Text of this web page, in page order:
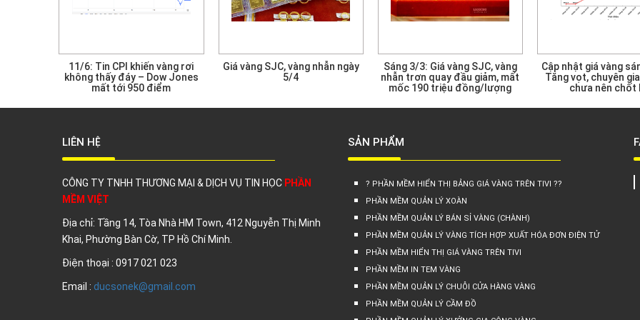
11/6: Tin CPI khiến vàng rơi
không thấy đáy – Dow Jones
mất tới 950 điểm
Giá vàng SJC, vàng nhẫn ngày
5/4
Sáng 3/3: Giá vàng SJC, vàng
nhẫn trơn quay đầu giảm, mất
mốc 190 triệu đồng/lượng
Cập nhật giá vàng
Tăng vọt, chuyên
chưa nên chốt
LIÊN HỆ
CÔNG TY TNHH THƯƠNG MẠI & DỊCH VỤ TIN HỌC PHẦN
MỀM VIỆT
Địa chỉ: Tầng 14, Tòa Nhà HM Town, 412 Nguyễn Thị Minh
Khai, Phường Bàn Cờ, TP Hồ Chí Minh.
Điện thoại : 0917 021 023
Email : ducsonek@gmail.com
SẢN PHẨM
? PHẦN MỀM HIỂN THỊ BẢNG GIÁ VÀNG TRÊN TIVI ??
PHẦN MỀM QUẢN LÝ XOÀN
PHẦN MỀM QUẢN LÝ BÁN SỈ VÀNG (CHÀNH)
PHẦN MỀM QUẢN LÝ VÀNG TÍCH HỢP XUẤT HÓA ĐƠN ĐIỆN TỬ
PHẦN MỀM HIỂN THỊ GIÁ VÀNG TRÊN TIVI
PHẦN MỀM IN TEM VÀNG
PHẦN MỀM QUẢN LÝ CHUỖI CỬA HÀNG VÀNG
PHẦN MỀM QUẢN LÝ CẦM ĐỒ